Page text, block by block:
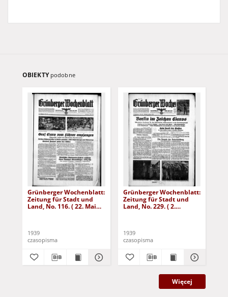
OBIEKTY podobne
Grünberger Wochenblatt:
Zeitung für Stadt und
Land, No. 116. ( 22. Mai
1939
czasopisma
Grünberger Wochenblatt:
Zeitung für Stadt und
Land, No. 229. ( 2.
1939
czasopisma
Więcej